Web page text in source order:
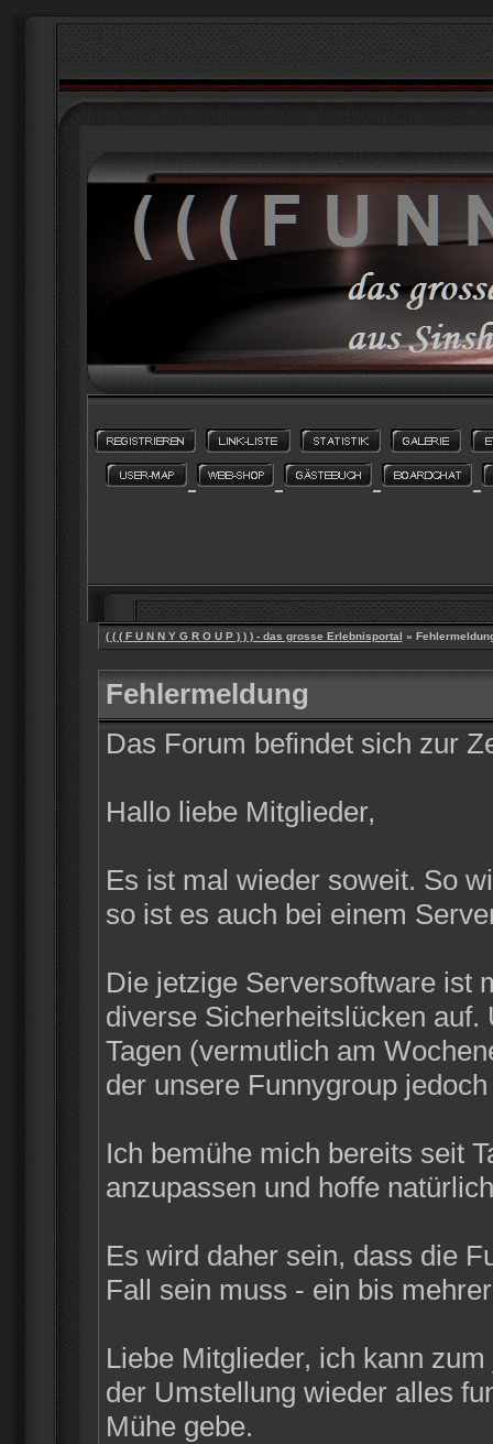
( ( ( F U N N Y G R O U P ) ) ) - das grosse Erlebnisportal »
Fehlermeldung
Das Forum befindet sich zur
Hallo liebe Mitglieder,
Es ist mal wieder soweit. So
so ist es auch bei einem
Die jetzige Serversoftware ist
diverse Sicherheitslücken
Tagen (vermutlich am
der unsere Funnygroup
Ich bemühe mich bereits seit
anzupassen und hoffe
Es wird daher sein, dass die
Fall sein muss - ein bis
Liebe Mitglieder, ich kann
der Umstellung wieder alles
Mühe gebe.